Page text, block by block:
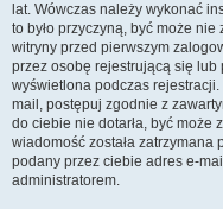
lat. Wówczas należy wykonać
to było przyczyną, być może
witryny przed pierwszym
przez osobę rejestrującą się lub
wyświetlona podczas rejestracji.
mail, postępuj zgodnie z
do ciebie nie dotarła, być może
wiadomość została zatrzymana
podany przez ciebie adres e-
administratorem.